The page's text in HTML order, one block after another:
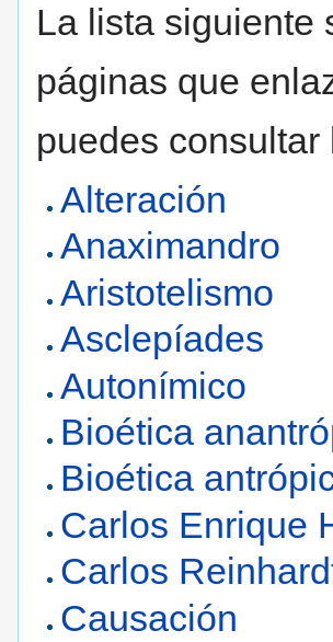
La lista siguiente
páginas que
puedes
Alteración
Anaximandro
Aristotelismo
Asclepíades
Autonímico
Bioética
Bioética
Carlos Enrique
Carlos
Causación